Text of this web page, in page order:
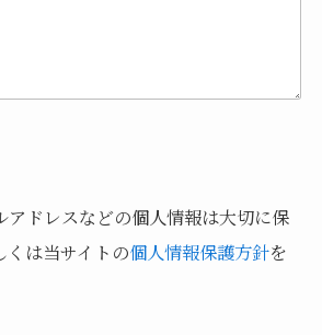
アドレスなどの個人情報は大切に保
は当サイトの個人情報保護方針を